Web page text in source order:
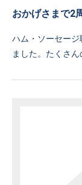
おかげさまで2
ハム・ソーセー
ました。たくさん